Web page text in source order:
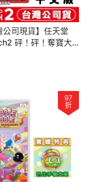
公司現貨】任天堂
砰！砰！奪寶大
97
折